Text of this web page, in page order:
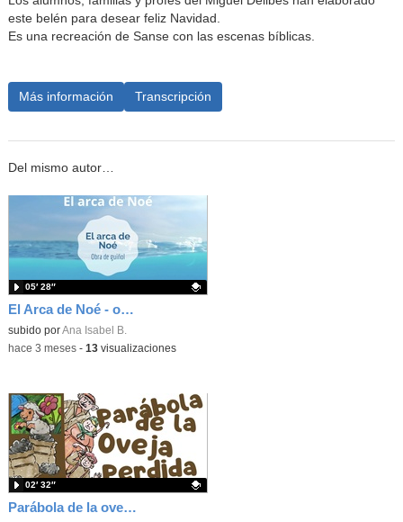
este belén para desear feliz Navidad.
Es una recreación de Sanse con las escenas bíblicas.
Más información Transcripción
Del mismo autor…
El Arca de Noé - obra de guiñol
Contenido educativo.
subido porAna Isabel B.
05′ 28″
-hace 3 meses- 13visualizaciones
Parábola de la oveja perdida 2ºC
02′ 32″